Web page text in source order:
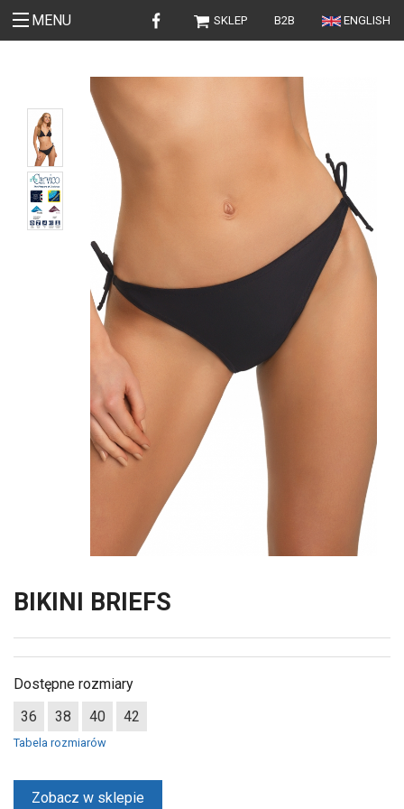
MENU SKLEP B2B ENGLISH
BIKINI BRIEFS
Dostępne rozmiary
36
38 40 42
Tabela rozmiarów
Zobacz w sklepie